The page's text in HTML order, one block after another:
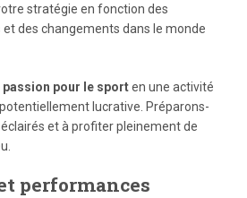
stratégie en fonction des
des changements dans le monde
pour le sporten une activité
lucrative. Préparons-
et à profiter pleinement de
performances